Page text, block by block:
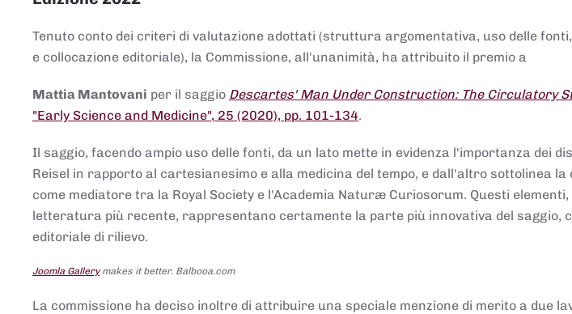
Tenuto conto dei criteri di valutazione adottati (struttura argomentativa, uso delle
e collocazione editoriale), la Commissione, all'unanimità, ha attribuito il premio a
Mattia Mantovani per il saggio Descartes' Man Under Construction: The Circulatory
"Early Science and Medicine", 25 (2020), pp. 101-134.
Il saggio, facendo ampio uso delle fonti, da un lato mette in evidenza l'importanza dei
Reisel in rapporto al cartesianesimo e alla medicina del tempo, e dall'altro sottolinea
come mediatore tra la Royal Society e l'Academia Naturæ Curiosorum. Questi
letteratura più recente, rappresentano certamente la parte più innovativa del saggio,
editoriale di rilievo.
Joomla Gallerymakes it better. Balbooa.com
La commissione ha deciso inoltre di attribuire una speciale menzione di merito a due